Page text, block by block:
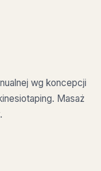
wg koncepcji
Masaż